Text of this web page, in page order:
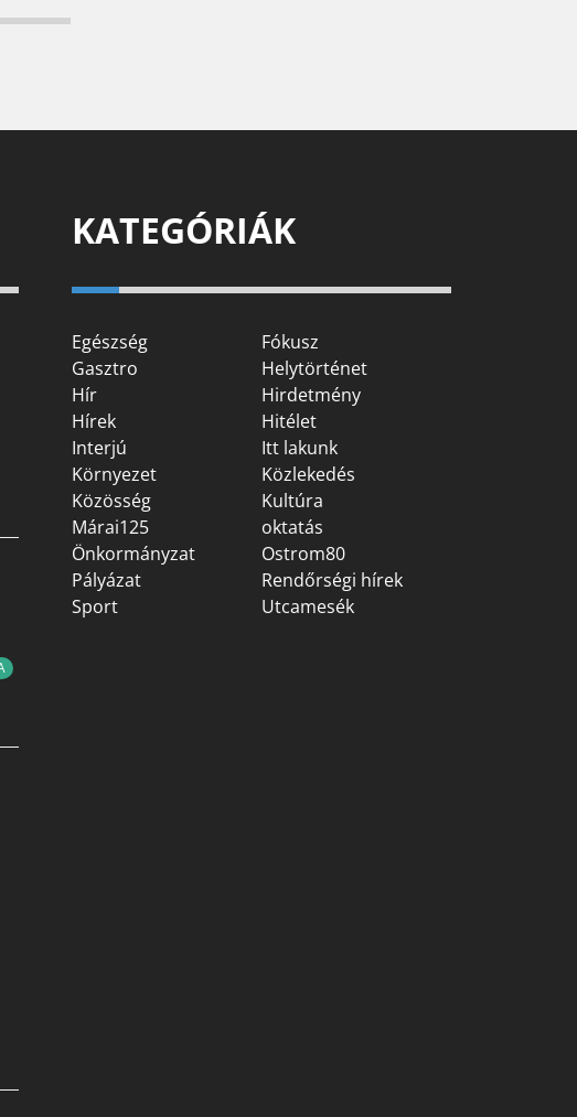
KATEGÓRIÁK
Egészség
Fókusz
Gasztro
Helytörténet
Hír
Hirdetmény
Hírek
Hitélet
Interjú
Itt lakunk
Környezet
Közlekedés
Közösség
Kultúra
Márai125
oktatás
Önkormányzat
Ostrom80
Pályázat
Rendőrségi hírek
Sport
Utcamesék